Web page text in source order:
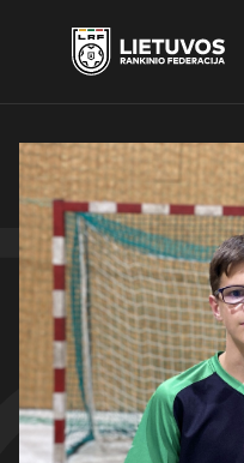
Naujienos
Federacija
Rinktinės
Čempionatai
Kontaktai
Antidopingas